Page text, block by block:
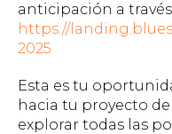
anticipación a
https://
2025
Esta es tu
hacia tu proyecto
explorar todas las